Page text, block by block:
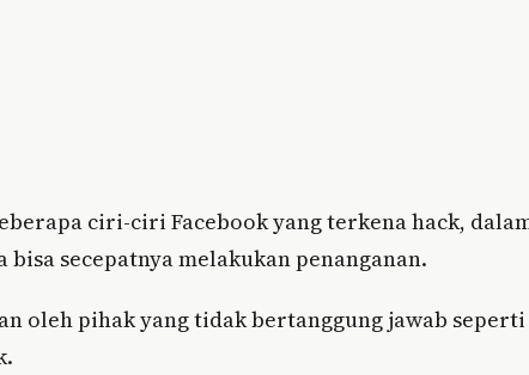
ciri-ciri Facebook yang terkena hack,
secepatnya melakukan penanganan.
oleh pihak yang tidak bertanggung jawab seperti